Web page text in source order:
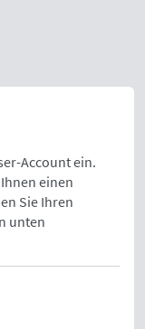
Account ein.
einen
Sie Ihren
unten